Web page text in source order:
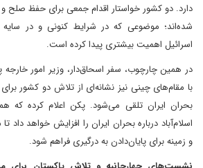
دارد. دو کشور خواستار اقدام جمعی برای حفظ صلح
شده‌اند؛ موضوعی که در شرایط کنونی و در سایه
اسرائیل اهمیت بیشتری پیدا کرده است.
در همین چارچوب، سفر اسحاق‌دار، وزیر امور خارجه
با مقام‌های چینی نیز نشانه‌ای از تلاش دو کشور
بحران ایران تلقی می‌شود. پکن اعلام کرده که
اسلام‌آباد درباره بحران ایران را افزایش خواهد
و زمینه برای پایان‌دادن به درگیری فراهم شود.